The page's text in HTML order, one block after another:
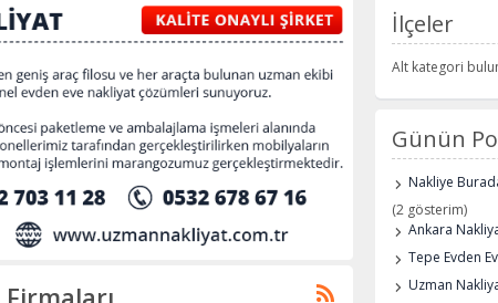
İlçeler
Alt kategori
Günün
Nakliye
(2 gösterim)
Ankara
Tepe Evden
Uzman